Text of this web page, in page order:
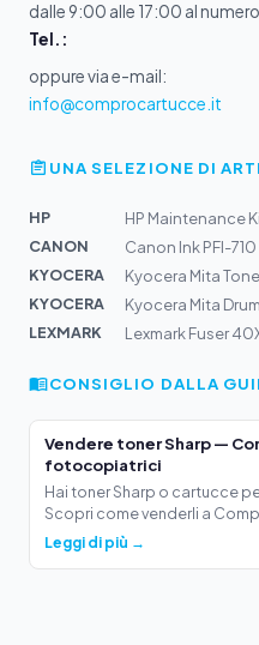
dalle 9:00 alle 17:00 al
Tel.:
oppure via e-mail:
info@comprocartucce.it
UNA SELEZIONE DI
HP
HP Maintenance
CANON
KYOCERA
Kyocera Mita
KYOCERA
Kyocera Mita
LEXMARK
CONSIGLIO DALLA
Vendere toner Sharp —
fotocopiatrici
Hai toner Sharp o cartucce
Scopri come venderli a
Leggi di più →